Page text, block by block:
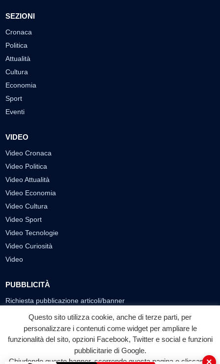
SEZIONI
Cronaca
Politica
Attualità
Cultura
Economia
Sport
Eventi
VIDEO
Video Cronaca
Video Politica
Video Attualità
Video Economia
Video Cultura
Video Sport
Video Tecnologie
Video Curiosità
Video
PUBBLICITÀ
Richiesta pubblicazione articoli/banner
SEGUICI SUI SOCIAL
f
Facebook
◎ ▶
YouTube
Questo sito utilizza cookie, anche di terze parti, per
personalizzare i contenuti come widget per ampliare le
funzionalità del sito, opzioni Facebook, Twitter e social e funzioni
pubblicitarie di Google.
Chiudendo questo banner, scorrendo questa pagina o cliccando